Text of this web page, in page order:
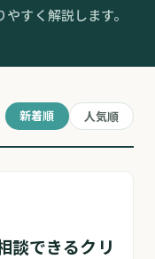
すく解説します。
新着順 人気順
談できるクリ